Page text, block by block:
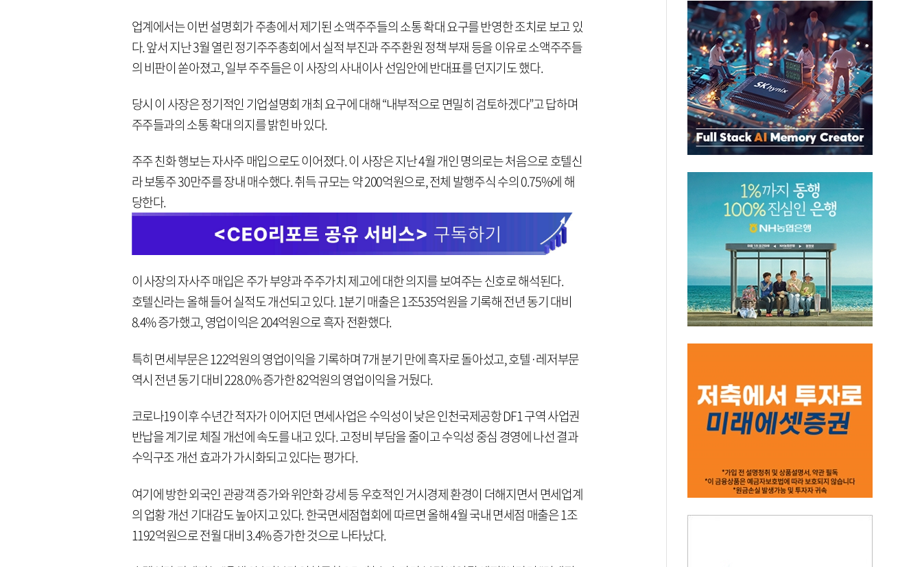
업계에서는 이번 설명회가 주총에서 제기된 소액주주들의 소통 확대 요구를 반영한 조치로 보고 있
다. 앞서 지난 3월 열린 정기주주총회에서 실적 부진과 주주환원 정책 부재 등을 이유로 소액주주들
의 비판이 쏟아졌고, 일부 주주들은 이 사장의 사내이사 선임안에 반대표를 던지기도 했다.
당시 이 사장은 정기적인 기업설명회 개최 요구에 대해 “내부적으로 면밀히 검토하겠다”고 답하며
주주들과의 소통 확대 의지를 밝힌 바 있다.
주주 친화 행보는 자사주 매입으로도 이어졌다. 이 사장은 지난 4월 개인 명의로는 처음으로 호텔신
라 보통주 30만주를 장내 매수했다. 취득 규모는 약 200억원으로, 전체 발행주식 수의 0.75%에 해
당한다.
이 사장의 자사주 매입은 주가 부양과 주주가치 제고에 대한 의지를 보여주는 신호로 해석된다.
호텔신라는 올해 들어 실적도 개선되고 있다. 1분기 매출은 1조535억원을 기록해 전년 동기 대비
8.4% 증가했고, 영업이익은 204억원으로 흑자 전환했다.
특히 면세부문은 122억원의 영업이익을 기록하며 7개 분기 만에 흑자로 돌아섰고, 호텔·레저부문
역시 전년 동기 대비 228.0% 증가한 82억원의 영업이익을 거뒀다.
코로나19 이후 수년간 적자가 이어지던 면세사업은 수익성이 낮은 인천국제공항 DF1 구역 사업권
반납을 계기로 체질 개선에 속도를 내고 있다. 고정비 부담을 줄이고 수익성 중심 경영에 나선 결과
수익구조 개선 효과가 가시화되고 있다는 평가다.
여기에 방한 외국인 관광객 증가와 위안화 강세 등 우호적인 거시경제 환경이 더해지면서 면세업계
의 업황 개선 기대감도 높아지고 있다. 한국면세점협회에 따르면 올해 4월 국내 면세점 매출은 1조
1192억원으로 전월 대비 3.4% 증가한 것으로 나타났다.